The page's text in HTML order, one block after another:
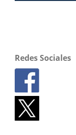
Redes Sociales